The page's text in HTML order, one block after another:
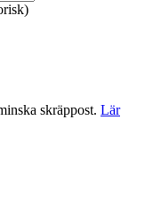
skräppost. Lär